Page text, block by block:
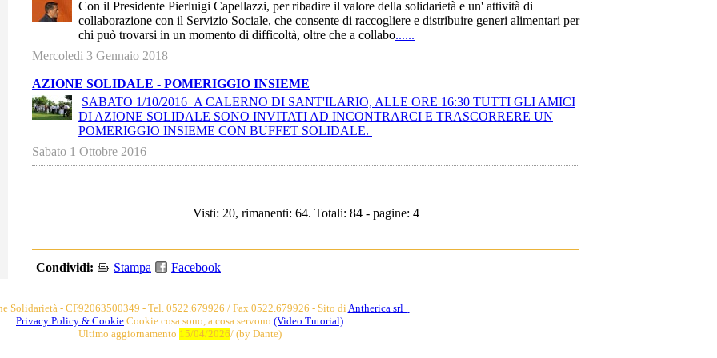
Con il Presidente Pierluigi Capellazzi, per ribadire il valore della solidarietà e un' attività di
collaborazione con il Servizio Sociale, che consente di raccogliere e distribuire generi alimentari per
chi può trovarsi in un momento di difficoltà, oltre che a collabo......
Mercoledi 3 Gennaio 2018
AZIONE SOLIDALE - POMERIGGIO INSIEME
SABATO 1/10/2016 A CALERNO DI SANT'ILARIO, ALLE ORE 16:30 TUTTI GLI AMICI
DI AZIONE SOLIDALE SONO INVITATI AD INCONTRARCI E TRASCORRERE UN
POMERIGGIO INSIEME CON BUFFET SOLIDALE.
Sabato 1 Ottobre 2016
Visti: 20, rimanenti: 64. Totali: 84 - pagine: 4
Condividi: Stampa Facebook
Solidarietà - CF92063500349 - Tel. 0522.679926 / Fax 0522.679926 - Sito diAntherica srl
​​Privacy Policy & Cookie Cookie cosa sono, a cosa servono (Video Tutorial)
Ultimo aggiornamento 15/04/2026/ (by Dante)